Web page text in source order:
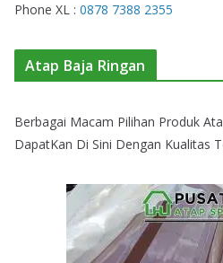
Phone XL : 0878 7388 2355
Atap Baja Ringan
Berbagai Macam Pilihan Produk
DapatKan Di Sini Dengan Kualitas